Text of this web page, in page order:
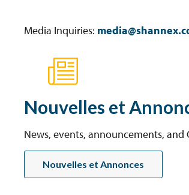
Media Inquiries:
Nouvelles et
News, events, announcements, and
Nouvelles et Annonces